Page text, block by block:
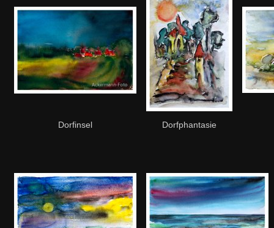
Dorfinsel Dorfphantasie